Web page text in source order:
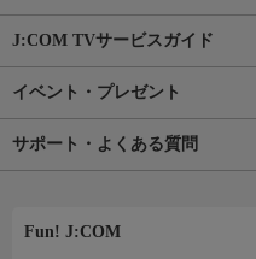
J:COM TVサービスガイド
イベント・プレゼント
サポート・よくある質問
Fun! J:COM